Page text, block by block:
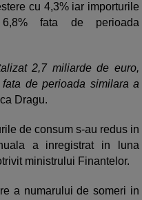
cu 4,3% iar importurile
fata de perioada
2,7 miliarde de euro,
de perioada similara a
Dragu.
de consum s-au redus in
a inregistrat in luna
ministrului Finantelor.
a numarului de someri in